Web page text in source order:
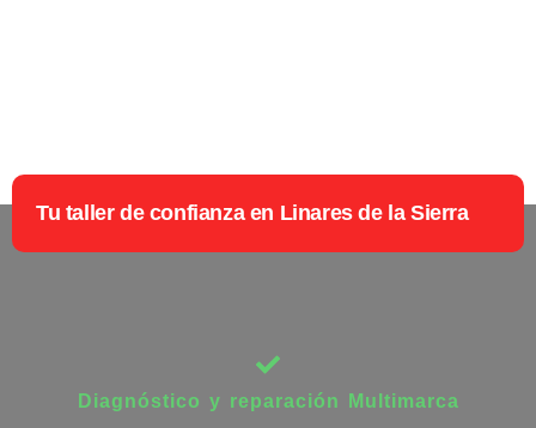
Tu taller de confianza en Linares de la Sierra
Diagnóstico y reparación Multimarca